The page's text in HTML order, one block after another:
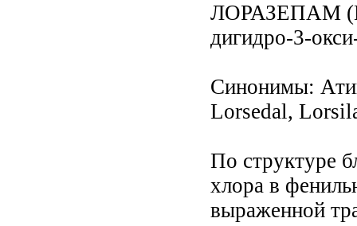
ЛОРАЗЕПАМ
дигидро-3-
Синонимы:
Lorsedal,
По структуре
хлора в
выраженной